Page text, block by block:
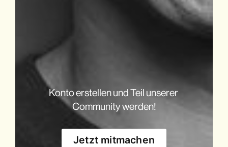
Konto erstellen und Teil unserer
Community werden!
Jetzt mitmachen